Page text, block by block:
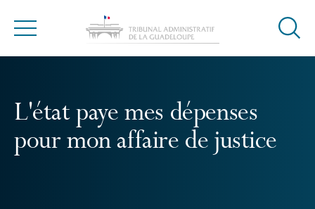
Menu
Ouvrir
L'état paye mes dépenses
pour mon affaire de justice